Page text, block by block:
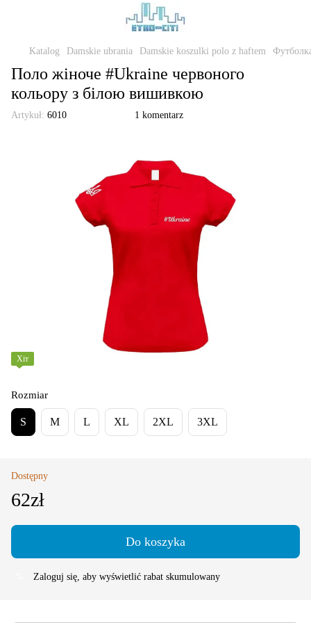
Katalog Damskie ubrania Damskie koszulki polo z haftem
Поло жіноче #Ukraine червоного
кольору з білою вишивкою
Artykuł: 6010 1 komentarz
Хіт
Rozmiar
S M L XL 2XL 3XL
Dostępny
62zł
Do koszyka
Zaloguj się , aby wyświetlić rabat skumulowany